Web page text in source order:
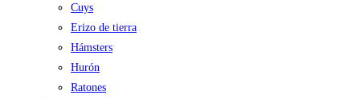
Cuys
Erizo de tierra
Hámsters
Hurón
Ratones